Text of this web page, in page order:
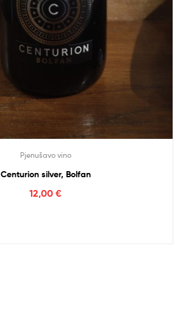
Pjenušavo vino
Centurion silver, Bolfan
12,00 €